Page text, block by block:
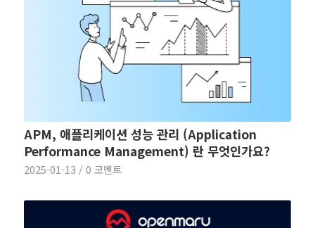
APM, 애플리케이션 성능 관리 (Application
Performance Management) 란 무엇인가요?
2025-01-13 / 0 코멘트